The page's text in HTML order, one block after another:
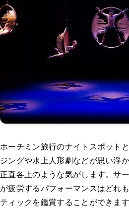
ホーチミン旅行のナイトスポット
ジングや水上人形劇などが思い浮
正直各上のような気がします。サ
が疲労するパフォーマンスはどれ
ティックを鑑賞することができます